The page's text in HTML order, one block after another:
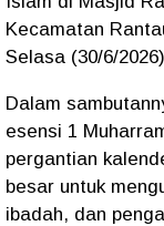
Kecamatan
Selasa (30/6/
Dalam
esensi 1
pergantian
besar untuk
ibadah, dan